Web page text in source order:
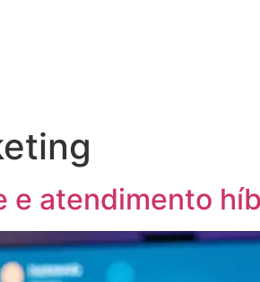
e atendimento